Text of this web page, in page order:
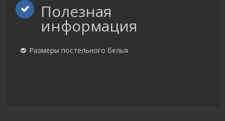
Полезная
информация
Размеры постельного белья